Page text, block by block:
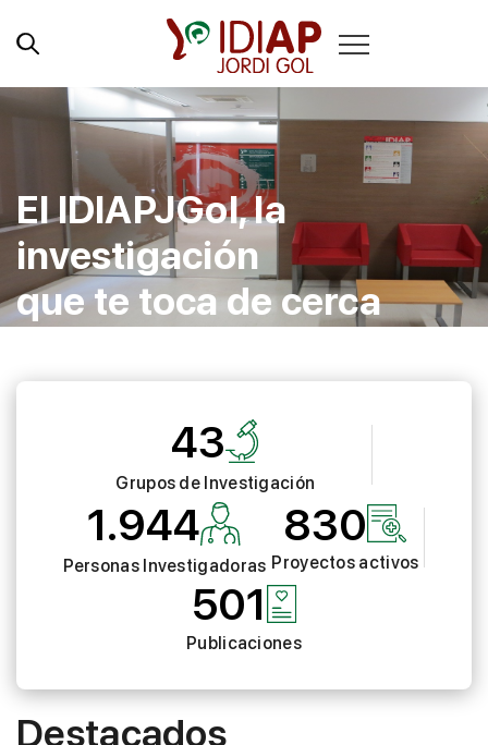
El IDIAPJGol, la
investigación
que te toca de cerca
43
Grupos de Investigación
1.944
Personas Investigadoras
830
Proyectos activos
501
Publicaciones
Destacados